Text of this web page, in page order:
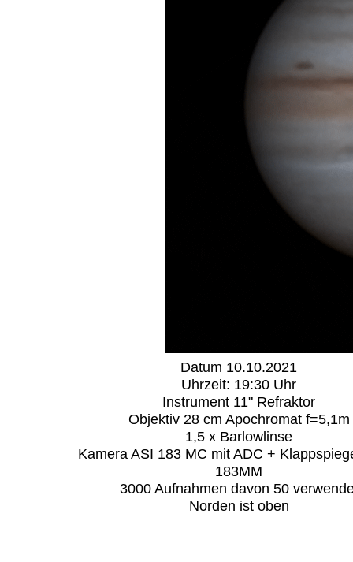
Datum 10.10.2021
Uhrzeit: 19:30 Uhr
Instrument 11" Refraktor
Objektiv 28 cm Apochromat f=5,1m
1,5 x Barlowlinse
Kamera ASI 183 MC mit ADC +
183MM
3000 Aufnahmen davon 50
Norden ist oben